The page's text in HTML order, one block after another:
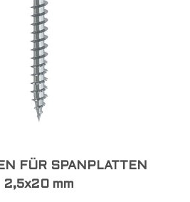
FÜR SPANPLATTEN
2,5x20 mm